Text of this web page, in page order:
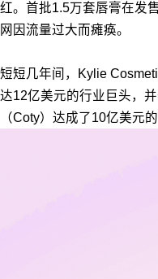
红。首批1.5万套唇膏在发
网因流量过大而瘫痪。
短短几年间，Kylie
达12亿美元的行业巨头，
（Coty）达成了10亿美元